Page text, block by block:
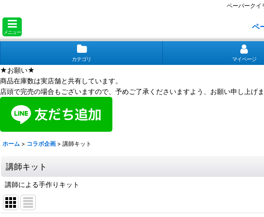
ペーパークイ
メニュー
ペ
カテゴリ マイページ
★お願い★
商品在庫数は実店舗と共有しています。
店頭で完売の場合もございますので、予めご了承くださいますよう、お願い申し上げま
ホーム > コラボ企画 > 講師キット
講師キット
講師による手作りキット